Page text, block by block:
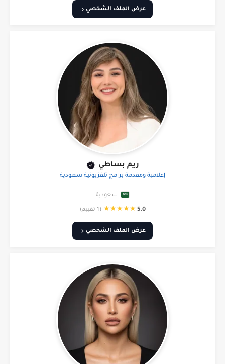
عرض الملف الشخصي
ريم بساطي
إعلامية ومقدمة برامج تلفزيونية سعودية
سعودية
5.0
★
★
★
★
★ (1 تقييم)
عرض الملف الشخصي